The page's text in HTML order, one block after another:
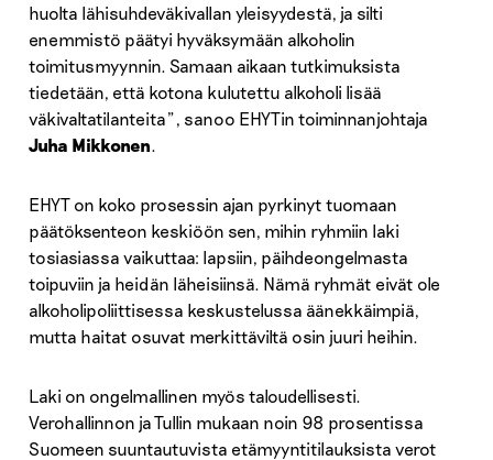
huolta lähisuhdeväkivallan yleisyydestä, ja silti
enemmistö päätyi hyväksymään alkoholin
toimitusmyynnin. Samaan aikaan tutkimuksista
tiedetään, että kotona kulutettu alkoholi lisää
väkivaltatilanteita”, sanoo EHYTin toiminnanjohtaja
Juha Mikkonen
EHYT on koko prosessin ajan pyrkinyt tuomaan
päätöksenteon keskiöön sen, mihin ryhmiin laki
tosiasiassa vaikuttaa: lapsiin, päihdeongelmasta
toipuviin ja heidän läheisiinsä. Nämä ryhmät eivät ole
alkoholipoliittisessa keskustelussa äänekkäimpiä,
mutta haitat osuvat merkittäviltä osin juuri heihin.
Laki on ongelmallinen myös taloudellisesti.
Verohallinnon ja Tullin mukaan noin 98 prosentissa
Suomeen suuntautuvista etämyyntitilauksista verot